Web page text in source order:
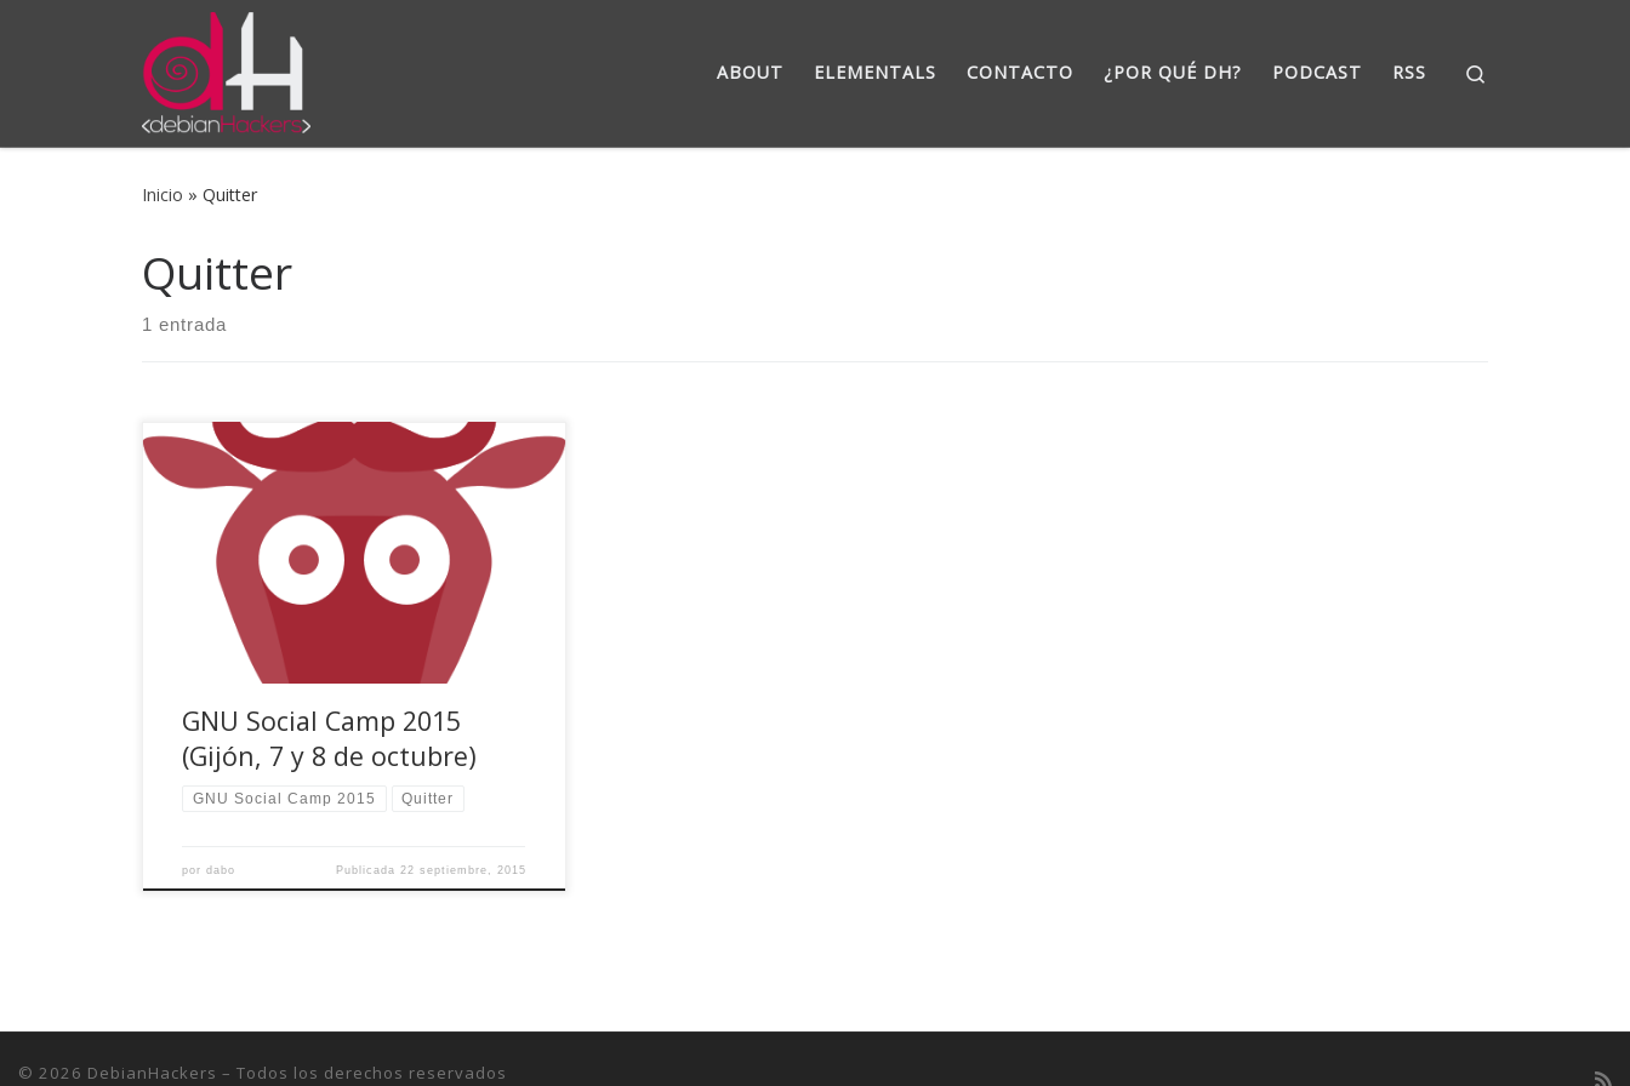
Saltar al contenido
ABOUT ELEMENTALS CONTACTO ¿POR QUÉ DH? PODCAST RSS
Inicio » Quitter
Quitter
1 entrada
Hola familia, en esta ocasión nos hacemos eco
de una entrada de Pablo (recomendamos para
la gente que esté pensando en ir leer los
comentarios) en la que presenta el evento, y
también comenta sus razones para acudir al
GNU Social Camp 2015 los días 7 y 8 de octubre
GNU Social Camp 2015
(Gijón, 7 y 8 de octubre)
GNU Social Camp 2015 Quitter
pordabo Publicada 22 septiembre, 2015
© 2026 DebianHackers – Todos los derechos reservados